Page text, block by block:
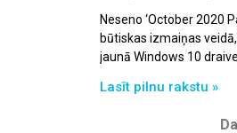
Neseno ‘October 2020
būtiskas izmaiņas
jaunā Windows 10
Lasīt pilnu rakstu »